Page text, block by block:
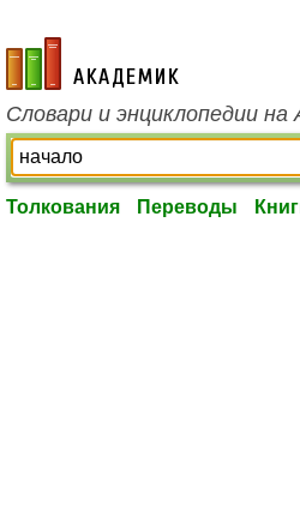
academic.ru
Словари и энциклопедии на
Толкования Переводы